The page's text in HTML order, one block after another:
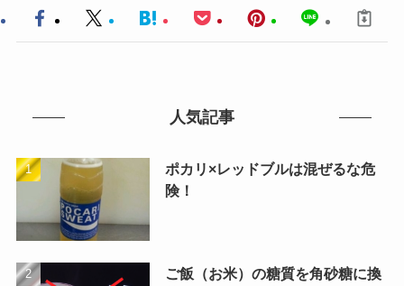
人気記事
ポカリ×レッドブルは混ぜるな危
険！
ご飯（お米）の糖質を角砂糖に換